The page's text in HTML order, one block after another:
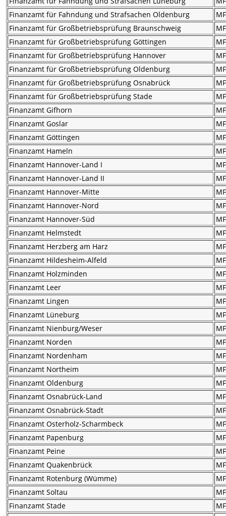
Finanzamt für Fahndung und Strafsachen Oldenburg
MF
Finanzamt für Großbetriebsprüfung Braunschweig
MF
Finanzamt für Großbetriebsprüfung Göttingen
MF
Finanzamt für Großbetriebsprüfung Hannover
MF
Finanzamt für Großbetriebsprüfung Oldenburg
MF
Finanzamt für Großbetriebsprüfung Osnabrück
MF
Finanzamt für Großbetriebsprüfung Stade
MF
Finanzamt Gifhorn
MF
Finanzamt Goslar
MF
Finanzamt Göttingen
MF
Finanzamt Hameln
MF
Finanzamt Hannover-Land I
MF
Finanzamt Hannover-Land II
MF
Finanzamt Hannover-Mitte
MF
Finanzamt Hannover-Nord
MF
Finanzamt Hannover-Süd
MF
Finanzamt Helmstedt
MF
Finanzamt Herzberg am Harz
MF
Finanzamt Hildesheim-Alfeld
MF
Finanzamt Holzminden
MF
Finanzamt Leer
MF
Finanzamt Lingen
MF
Finanzamt Lüneburg
MF
Finanzamt Nienburg/Weser
MF
Finanzamt Norden
MF
Finanzamt Nordenham
MF
Finanzamt Northeim
MF
Finanzamt Oldenburg
MF
Finanzamt Osnabrück-Land
MF
Finanzamt Osnabrück-Stadt
MF
Finanzamt Osterholz-Scharmbeck
MF
Finanzamt Papenburg
MF
Finanzamt Peine
MF
Finanzamt Quakenbrück
MF
Finanzamt Rotenburg (Wümme)
MF
Finanzamt Soltau
MF
Finanzamt Stade
MF